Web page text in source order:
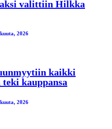
valittiin Hilkka
2026
kaikki
kauppansa
2026